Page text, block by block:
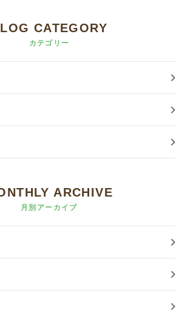
CATEGORY
カテゴリー
ARCHIVE
月別アーカイブ